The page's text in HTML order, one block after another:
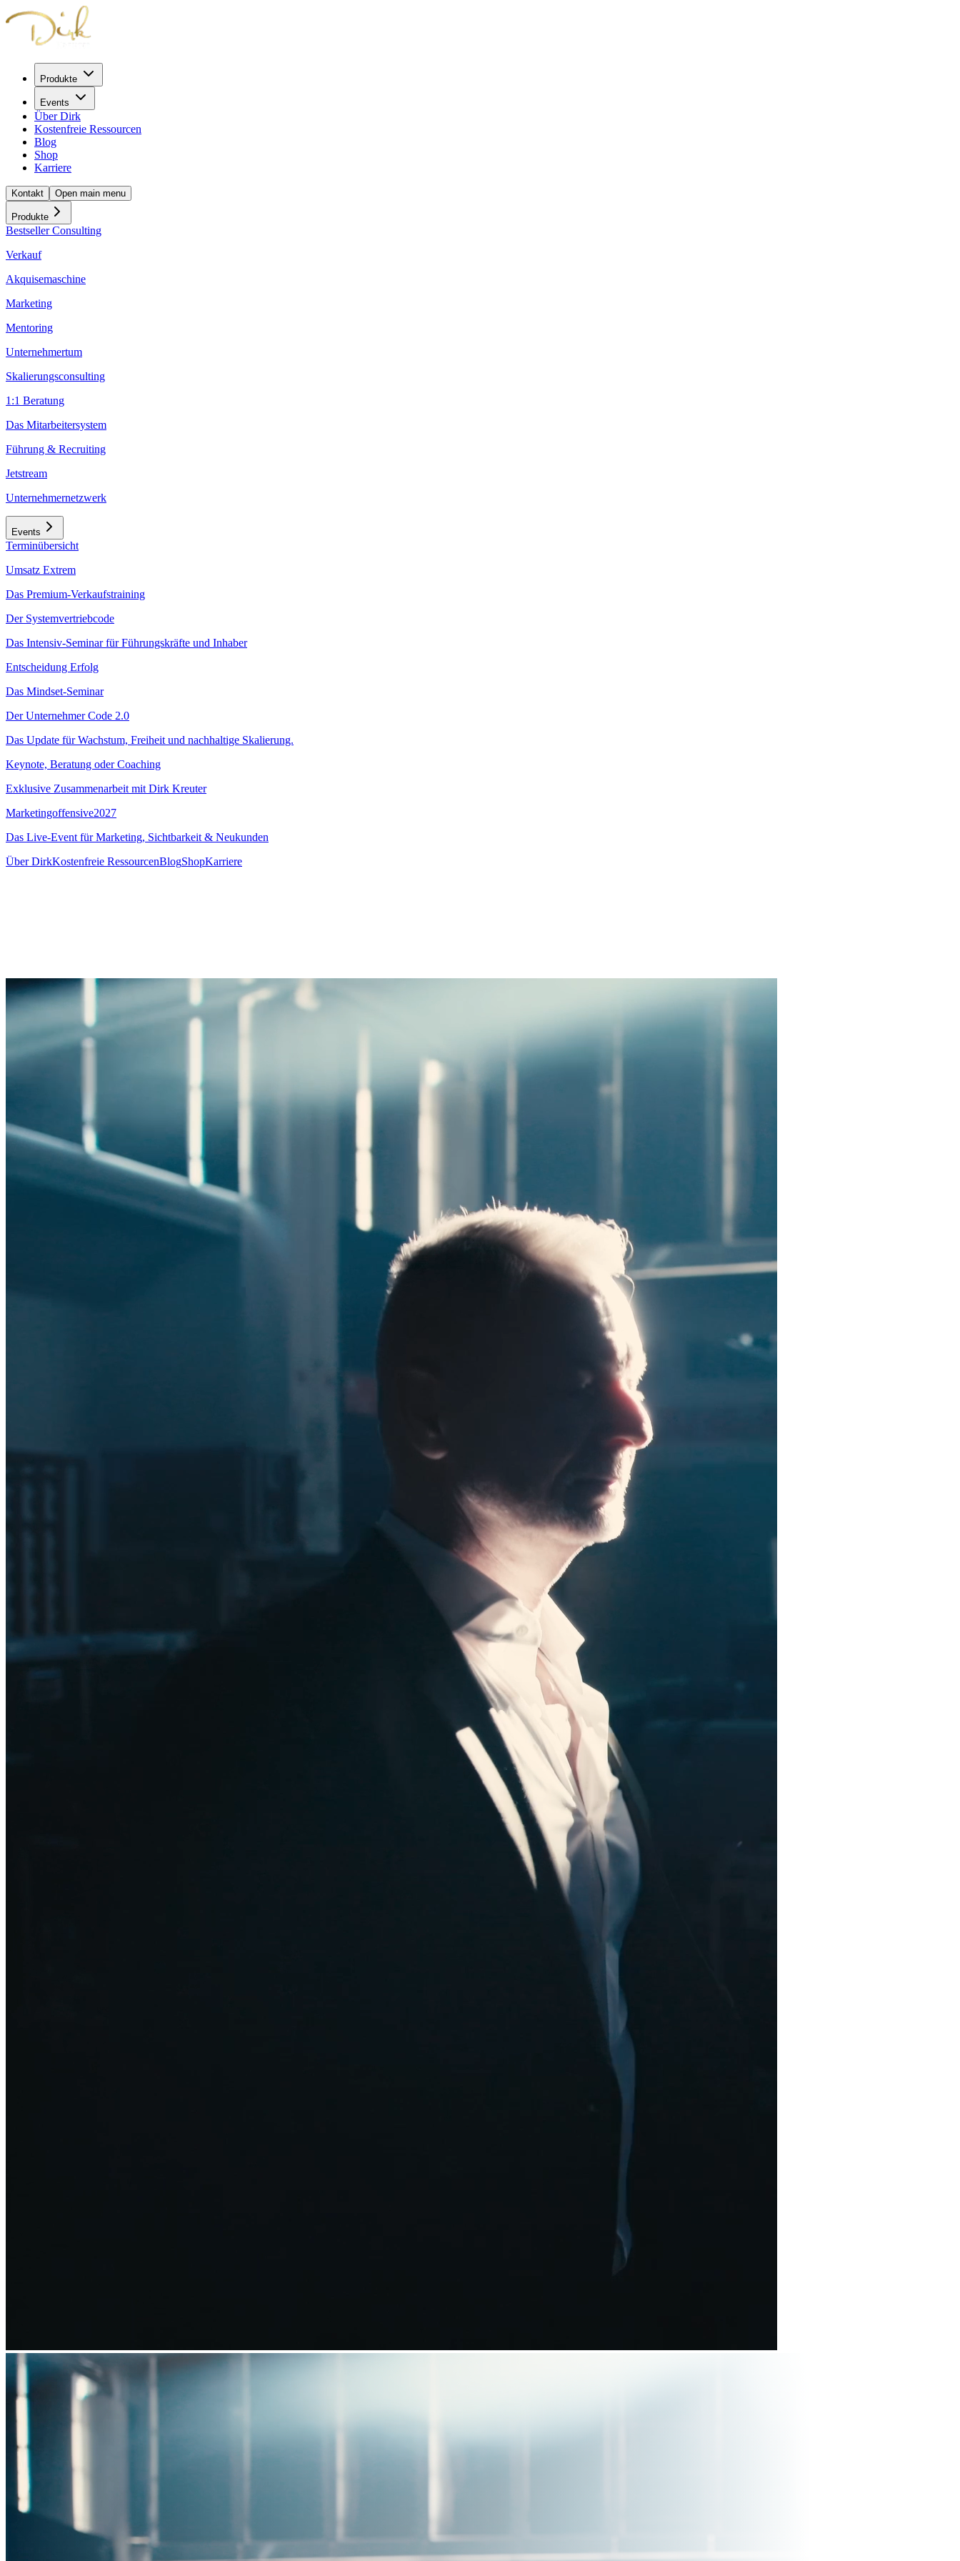
Produkte
Events
Über Dirk
Kostenfreie Ressourcen
Blog
Shop
Karriere
Kontakt Open main menu
Produkte
Bestseller Consulting
Verkauf
Akquisemaschine
Marketing
Mentoring
Unternehmertum
Skalierungsconsulting
1:1 Beratung
Das Mitarbeitersystem
Führung & Recruiting
Jetstream
Unternehmernetzwerk
Events
Terminübersicht
Umsatz Extrem
Das Premium-Verkaufstraining
Der Systemvertriebcode
Das Intensiv-Seminar für Führungskräfte und Inhaber
Entscheidung Erfolg
Das Mindset-Seminar
Der Unternehmer Code 2.0
Das Update für Wachstum, Freiheit und nachhaltige Skalierung.
Keynote, Beratung oder Coaching
Exklusive Zusammenarbeit mit Dirk Kreuter
Marketingoffensive2027
Das Live-Event für Marketing, Sichtbarkeit & Neukunden
Über DirkKostenfreie RessourcenBlogShopKarriere